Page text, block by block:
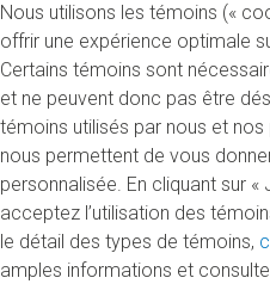
Bélanger, directeur général de
Normand Séguin pour lancer
d’inscription à la 12 e édition
30 minutes à fond pour le
novembre prochains dans les
travers le Québec. Lors du
invités à récolter des dons et
calories en 30 minutes, afin
225 000 $.
Nous utilisons les témoins («
offrir une expérience optimale
Certains témoins sont
et ne peuvent donc pas être
témoins utilisés par nous et
nous permettent de vous
personnalisée. En cliquant sur «
acceptez l’utilisation des
le détail des types de témoins,
amples informations et